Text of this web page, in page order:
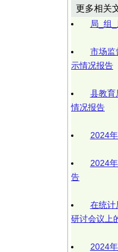
更多相关
局_组
市场监
示情况报告
县教育
情况报告
2024
2024
告
在统计
研讨会议上
2024